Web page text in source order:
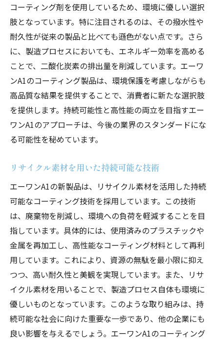
コーティング剤を使用しているため、環境に優しい選択
肢となっています。特に注目されるのは、その撥水性や
耐久性が従来の製品と比べても遜色がない点です。さら
に、製造プロセスにおいても、エネルギー効率を高める
ことで、二酸化炭素の排出量を削減しています。エーワ
ンA1のコーティング製品は、環境保護を考慮しながらも
高品質な結果を提供することで、消費者に新たな選択肢
を提供します。持続可能性と高性能の両立を目指すエー
ワンA1のアプローチは、今後の業界のスタンダードにな
る可能性を秘めています。
リサイクル素材を用いた持続可能な技術
エーワンA1の新製品は、リサイクル素材を活用した持続
可能なコーティング技術を採用しています。この技術
は、廃棄物を削減し、環境への負荷を軽減することを目
指しています。具体的には、使用済みのプラスチックや
金属を再加工し、高性能なコーティング材料として再利
用しています。これにより、資源の無駄を最小限に抑え
つつ、高い耐久性と美観を実現しています。また、リサ
イクル素材を用いることで、製造プロセス自体も環境に
優しいものとなっています。このような取り組みは、持
続可能な社会に向けた重要な一歩であり、他の企業にも
良い影響を与えるでしょう。エーワンA1のコーティング